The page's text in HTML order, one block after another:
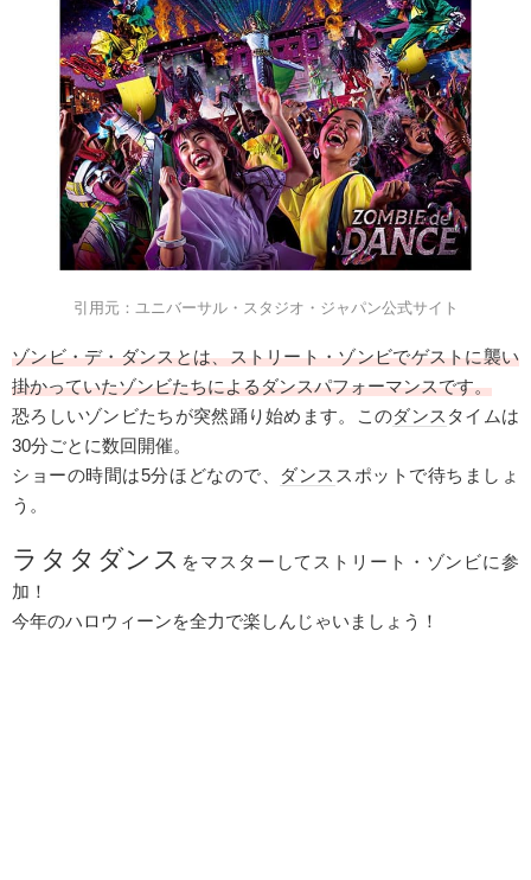
引用元：ユニバーサル・スタジオ・ジャパン公式サイト
ゾンビ・デ・ダンスとは、ストリート・ゾンビでゲストに襲い
掛かっていたゾンビたちによるダンスパフォーマンスです。
恐ろしいゾンビたちが突然踊り始めます。このダンス タイムは
30分ごとに数回開催。
ショーの時間は5分ほどなので、 ダンス スポットで待ちましょ
う。
ラタタ ダンス をマスターしてストリート・ゾンビに参
加！
今年のハロウィーンを全力で楽しんじゃいましょう！